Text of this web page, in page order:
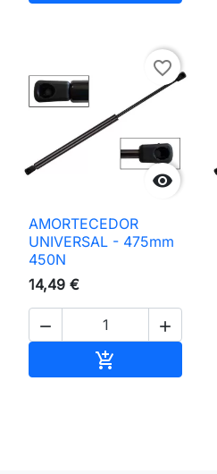

favorite_border
AMORTECEDOR
UNIVERSAL - 475mm
450N
14,49 €
 
